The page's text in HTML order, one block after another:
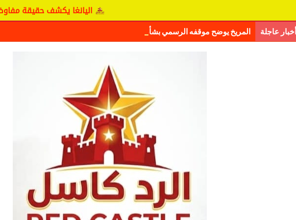
اليانغا يكشف حقيقة مفاوضات نجم المريخ
أخبار عاجلة المريخ يوضح موقفه الرسمي بشأن سيكافا.